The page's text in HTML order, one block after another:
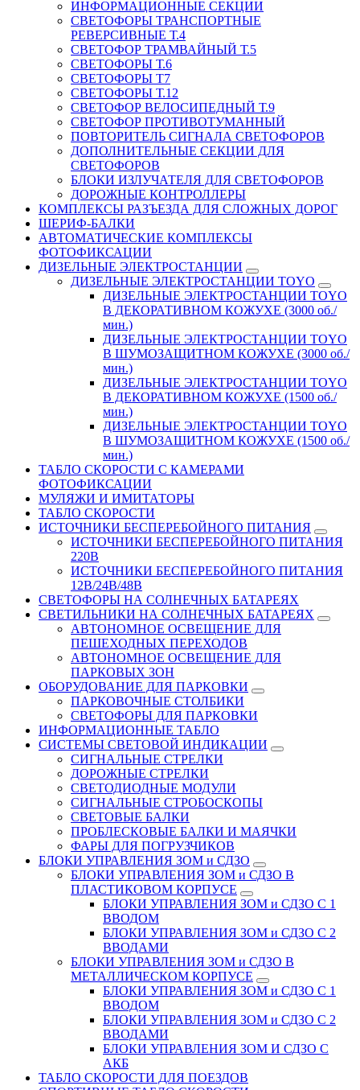
ИНФОРМАЦИОННЫЕ СЕКЦИИ
СВЕТОФОРЫ ТРАНСПОРТНЫЕ
РЕВЕРСИВНЫЕ Т.4
СВЕТОФОР ТРАМВАЙНЫЙ Т.5
СВЕТОФОРЫ Т.6
СВЕТОФОРЫ Т7
СВЕТОФОРЫ Т.12
СВЕТОФОР ВЕЛОСИПЕДНЫЙ Т.9
СВЕТОФОР ПРОТИВОТУМАННЫЙ
ПОВТОРИТЕЛЬ СИГНАЛА СВЕТОФОРОВ
ДОПОЛНИТЕЛЬНЫЕ СЕКЦИИ ДЛЯ
СВЕТОФОРОВ
БЛОКИ ИЗЛУЧАТЕЛЯ ДЛЯ СВЕТОФОРОВ
ДОРОЖНЫЕ КОНТРОЛЛЕРЫ
КОМПЛЕКСЫ РАЗЪЕЗДА ДЛЯ СЛОЖНЫХ ДОРОГ
ШЕРИФ-БАЛКИ
АВТОМАТИЧЕСКИЕ КОМПЛЕКСЫ
ФОТОФИКСАЦИИ
ДИЗЕЛЬНЫЕ ЭЛЕКТРОСТАНЦИИ
ДИЗЕЛЬНЫЕ ЭЛЕКТРОСТАНЦИИ TOYO
ДИЗЕЛЬНЫЕ ЭЛЕКТРОСТАНЦИИ TOYO
В ДЕКОРАТИВНОМ КОЖУХЕ (3000 об./
мин.)
ДИЗЕЛЬНЫЕ ЭЛЕКТРОСТАНЦИИ TOYO
В ШУМОЗАЩИТНОМ КОЖУХЕ (3000 об./
мин.)
ДИЗЕЛЬНЫЕ ЭЛЕКТРОСТАНЦИИ TOYO
В ДЕКОРАТИВНОМ КОЖУХЕ (1500 об./
мин.)
ДИЗЕЛЬНЫЕ ЭЛЕКТРОСТАНЦИИ TOYO
В ШУМОЗАЩИТНОМ КОЖУХЕ (1500 об./
мин.)
ТАБЛО СКОРОСТИ С КАМЕРАМИ
ФОТОФИКСАЦИИ
МУЛЯЖИ И ИМИТАТОРЫ
ТАБЛО СКОРОСТИ
ИСТОЧНИКИ БЕСПЕРЕБОЙНОГО ПИТАНИЯ
ИСТОЧНИКИ БЕСПЕРЕБОЙНОГО ПИТАНИЯ
220В
ИСТОЧНИКИ БЕСПЕРЕБОЙНОГО ПИТАНИЯ
12В/24В/48В
СВЕТОФОРЫ НА СОЛНЕЧНЫХ БАТАРЕЯХ
СВЕТИЛЬНИКИ НА СОЛНЕЧНЫХ БАТАРЕЯХ
АВТОНОМНОЕ ОСВЕЩЕНИЕ ДЛЯ
ПЕШЕХОДНЫХ ПЕРЕХОДОВ
АВТОНОМНОЕ ОСВЕЩЕНИЕ ДЛЯ
ПАРКОВЫХ ЗОН
ОБОРУДОВАНИЕ ДЛЯ ПАРКОВКИ
ПАРКОВОЧНЫЕ СТОЛБИКИ
СВЕТОФОРЫ ДЛЯ ПАРКОВКИ
ИНФОРМАЦИОННЫЕ ТАБЛО
CИСТЕМЫ СВЕТОВОЙ ИНДИКАЦИИ
СИГНАЛЬНЫЕ СТРЕЛКИ
ДОРОЖНЫЕ СТРЕЛКИ
СВЕТОДИОДНЫЕ МОДУЛИ
СИГНАЛЬНЫЕ СТРОБОСКОПЫ
СВЕТОВЫЕ БАЛКИ
ПРОБЛЕСКОВЫЕ БАЛКИ И МАЯЧКИ
ФАРЫ ДЛЯ ПОГРУЗЧИКОВ
БЛОКИ УПРАВЛЕНИЯ ЗОМ и СДЗО
БЛОКИ УПРАВЛЕНИЯ ЗОМ и СДЗО В
ПЛАСТИКОВОМ КОРПУСЕ
БЛОКИ УПРАВЛЕНИЯ ЗОМ и СДЗО С 1
ВВОДОМ
БЛОКИ УПРАВЛЕНИЯ ЗОМ и СДЗО С 2
ВВОДАМИ
БЛОКИ УПРАВЛЕНИЯ ЗОМ и СДЗО В
МЕТАЛЛИЧЕСКОМ КОРПУСЕ
БЛОКИ УПРАВЛЕНИЯ ЗОМ и СДЗО С 1
ВВОДОМ
БЛОКИ УПРАВЛЕНИЯ ЗОМ и СДЗО С 2
ВВОДАМИ
БЛОКИ УПРАВЛЕНИЯ ЗОМ И СДЗО С
АКБ
ТАБЛО СКОРОСТИ ДЛЯ ПОЕЗДОВ